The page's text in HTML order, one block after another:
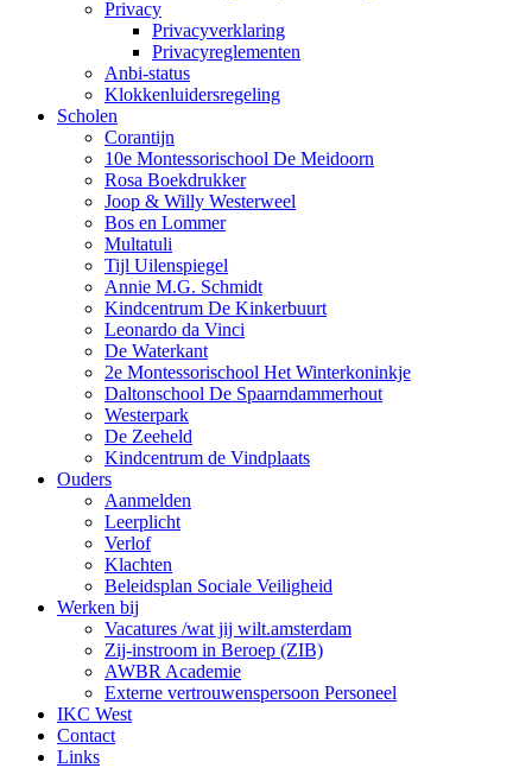
Privacy
Privacyverklaring
Privacyreglementen
Anbi-status
Klokkenluidersregeling
Scholen
Corantijn
10e Montessorischool De Meidoorn
Rosa Boekdrukker
Joop & Willy Westerweel
Bos en Lommer
Multatuli
Tijl Uilenspiegel
Annie M.G. Schmidt
Kindcentrum De Kinkerbuurt
Leonardo da Vinci
De Waterkant
2e Montessorischool Het Winterkoninkje
Daltonschool De Spaarndammerhout
Westerpark
De Zeeheld
Kindcentrum de Vindplaats
Ouders
Aanmelden
Leerplicht
Verlof
Klachten
Beleidsplan Sociale Veiligheid
Werken bij
Vacatures /wat jij wilt.amsterdam
Zij-instroom in Beroep (ZIB)
AWBR Academie
Externe vertrouwenspersoon Personeel
IKC West
Contact
Links